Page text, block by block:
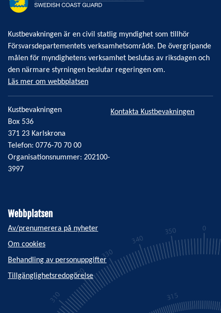
Kustbevakningen är en civil statlig myndighet som tillhör
Försvarsdepartementets verksamhetsområde. De övergripande
målen för myndighetens verksamhet beslutas av riksdagen och
den närmare styrningen beslutar regeringen om.
Läs mer om webbplatsen
Kustbevakningen
Box 536
371 23 Karlskrona
Telefon: 0776-70 70 00
Organisationsnummer: 202100-
3997
Kontakta Kustbevakningen
Webbplatsen
Av/prenumerera på nyheter
Om cookies
Behandling av personuppgifter
Tillgänglighetsredogörelse